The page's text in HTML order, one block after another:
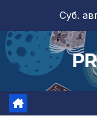
content
Суб.